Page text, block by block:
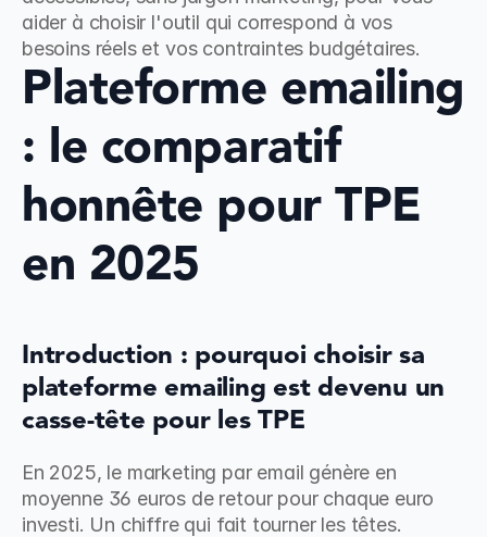
aider à choisir l'outil qui correspond à vos
besoins réels et vos contraintes budgétaires.
Plateforme emailing
: le comparatif
honnête pour TPE
en 2025
Introduction : pourquoi choisir sa
plateforme emailing est devenu un
casse-tête pour les TPE
En 2025, le marketing par email génère en
moyenne 36 euros de retour pour chaque euro
investi. Un chiffre qui fait tourner les têtes.